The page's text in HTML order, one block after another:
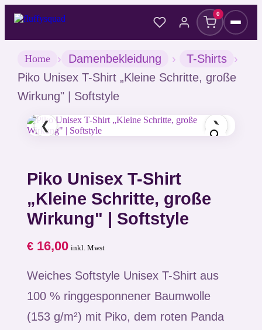
0
Home › Damenbekleidung › T-Shirts
›
Piko Unisex T-Shirt „Kleine Schritte, große
Wirkung" | Softstyle
❮ ❯
Piko Unisex T-Shirt
„Kleine Schritte, große
Wirkung" | Softstyle
€16,00 inkl. Mwst
Weiches Softstyle Unisex T-Shirt aus
100 % ringgesponnener Baumwolle
(153 g/m²) mit Piko, dem roten Panda